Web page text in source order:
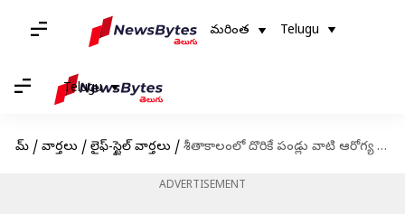
మరింత Telugu
Telugu
హోమ్ / వార్తలు / లైఫ్-స్టైల్ వార్తలు / శీతాకాలంలో దొరికే పండ్లు వాటి ఆరోగ్య ప్రయోజనాలు
ADVERTISEMENT